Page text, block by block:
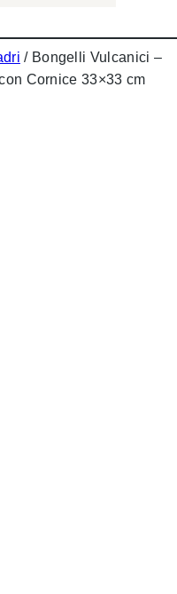
/ Bongelli Vulcanici –
Cornice 33×33 cm